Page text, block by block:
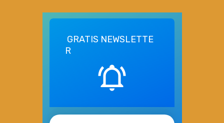
GRATIS NEWSLETTE
R